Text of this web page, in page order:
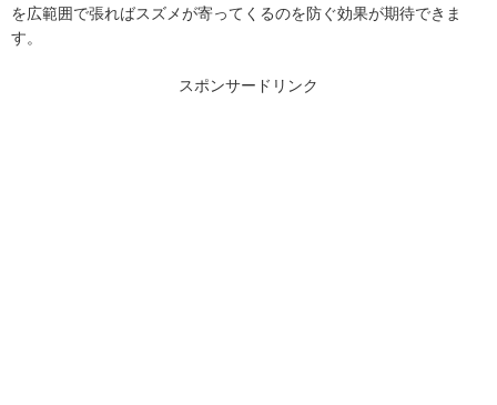
を広範囲で張ればスズメが寄ってくるのを防ぐ効果が期待できま
す。
スポンサードリンク